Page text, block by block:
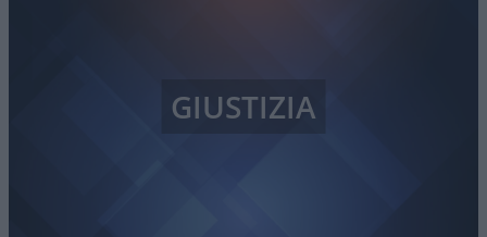
GIUSTIZIA